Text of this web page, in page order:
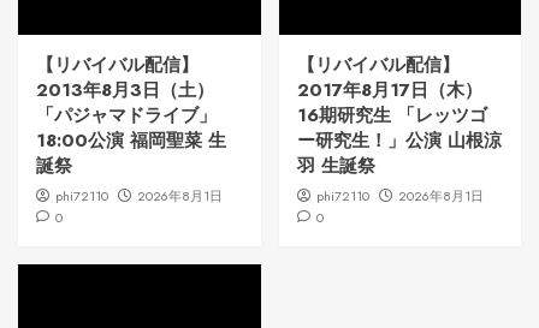
【リバイバル配信】
2013年8月3日（土）
「パジャマドライブ」
18:00公演 福岡聖菜 生
誕祭
phi72110
2026年8月1日
0
【リバイバル配信】
2017年8月17日（木）
16期研究生 「レッツゴ
ー研究生！」公演 山根涼
羽 生誕祭
phi72110
2026年8月1日
0